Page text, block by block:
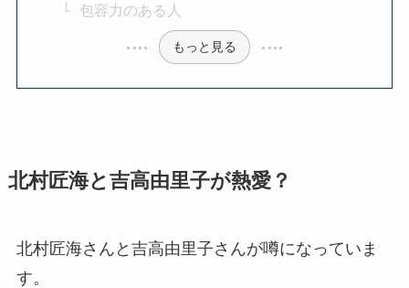
包容力のある人
もっと見る
北村匠海と吉高由里子が熱愛？
北村匠海さんと吉高由里子さんが噂になっていま
す。